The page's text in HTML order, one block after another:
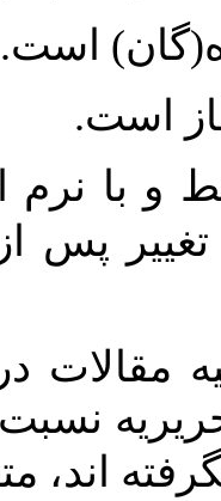
است.
است.
و با نرم
پس
مقالات
نسبت
اند،